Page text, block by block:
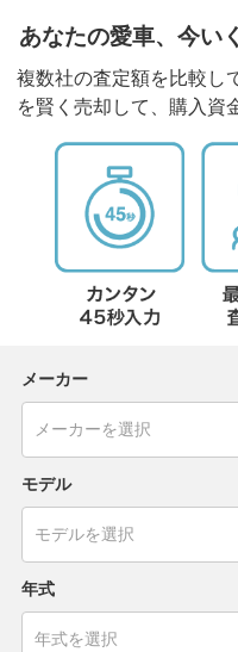
あなたの愛車、今い
複数社の査定額を比較し
を賢く売却して、購入資
メーカー
モデル
年式